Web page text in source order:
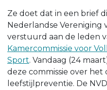
Ze doet dat in een brief
Nederlandse Vereniging
verstuurd aan de leden
Kamercommissie voor
Sport. Vandaag (24
deze commissie over
leefstijlpreventie. De